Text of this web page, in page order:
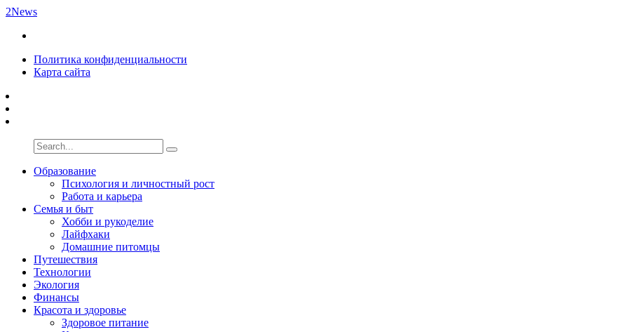
2News
Политика конфиденциальности
Карта сайта
Образование
Психология и личностный рост
Работа и карьера
Семья и быт
Хобби и рукоделие
Лайфхаки
Домашние питомцы
Путешествия
Технологии
Экология
Финансы
Красота и здоровье
Здоровое питание